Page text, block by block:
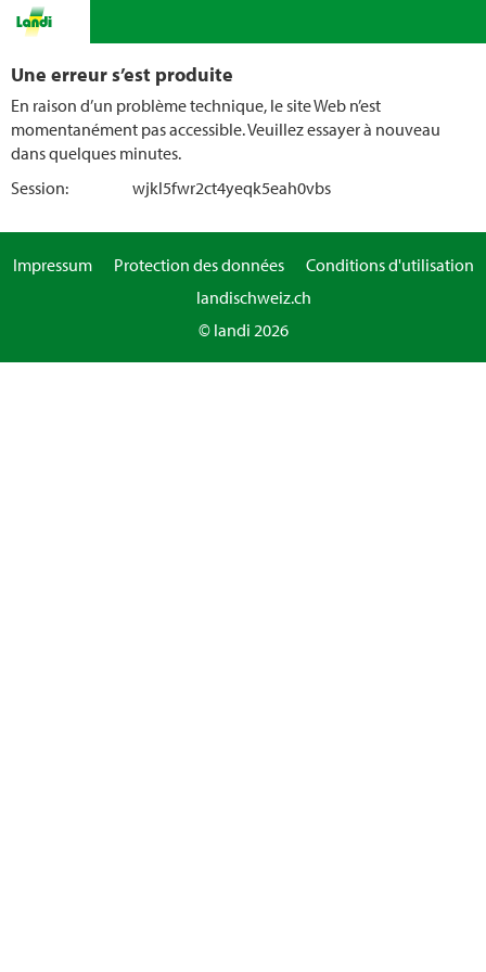
Une erreur s’est produite
En raison d’un problème technique, le site Web n’est
momentanément pas accessible. Veuillez essayer à nouveau
dans quelques minutes.
Session:
wjkl5fwr2ct4yeqk5eah0vbs
Impressum Protection des données
Conditions d'utilisation
landischweiz.ch
© landi 2026